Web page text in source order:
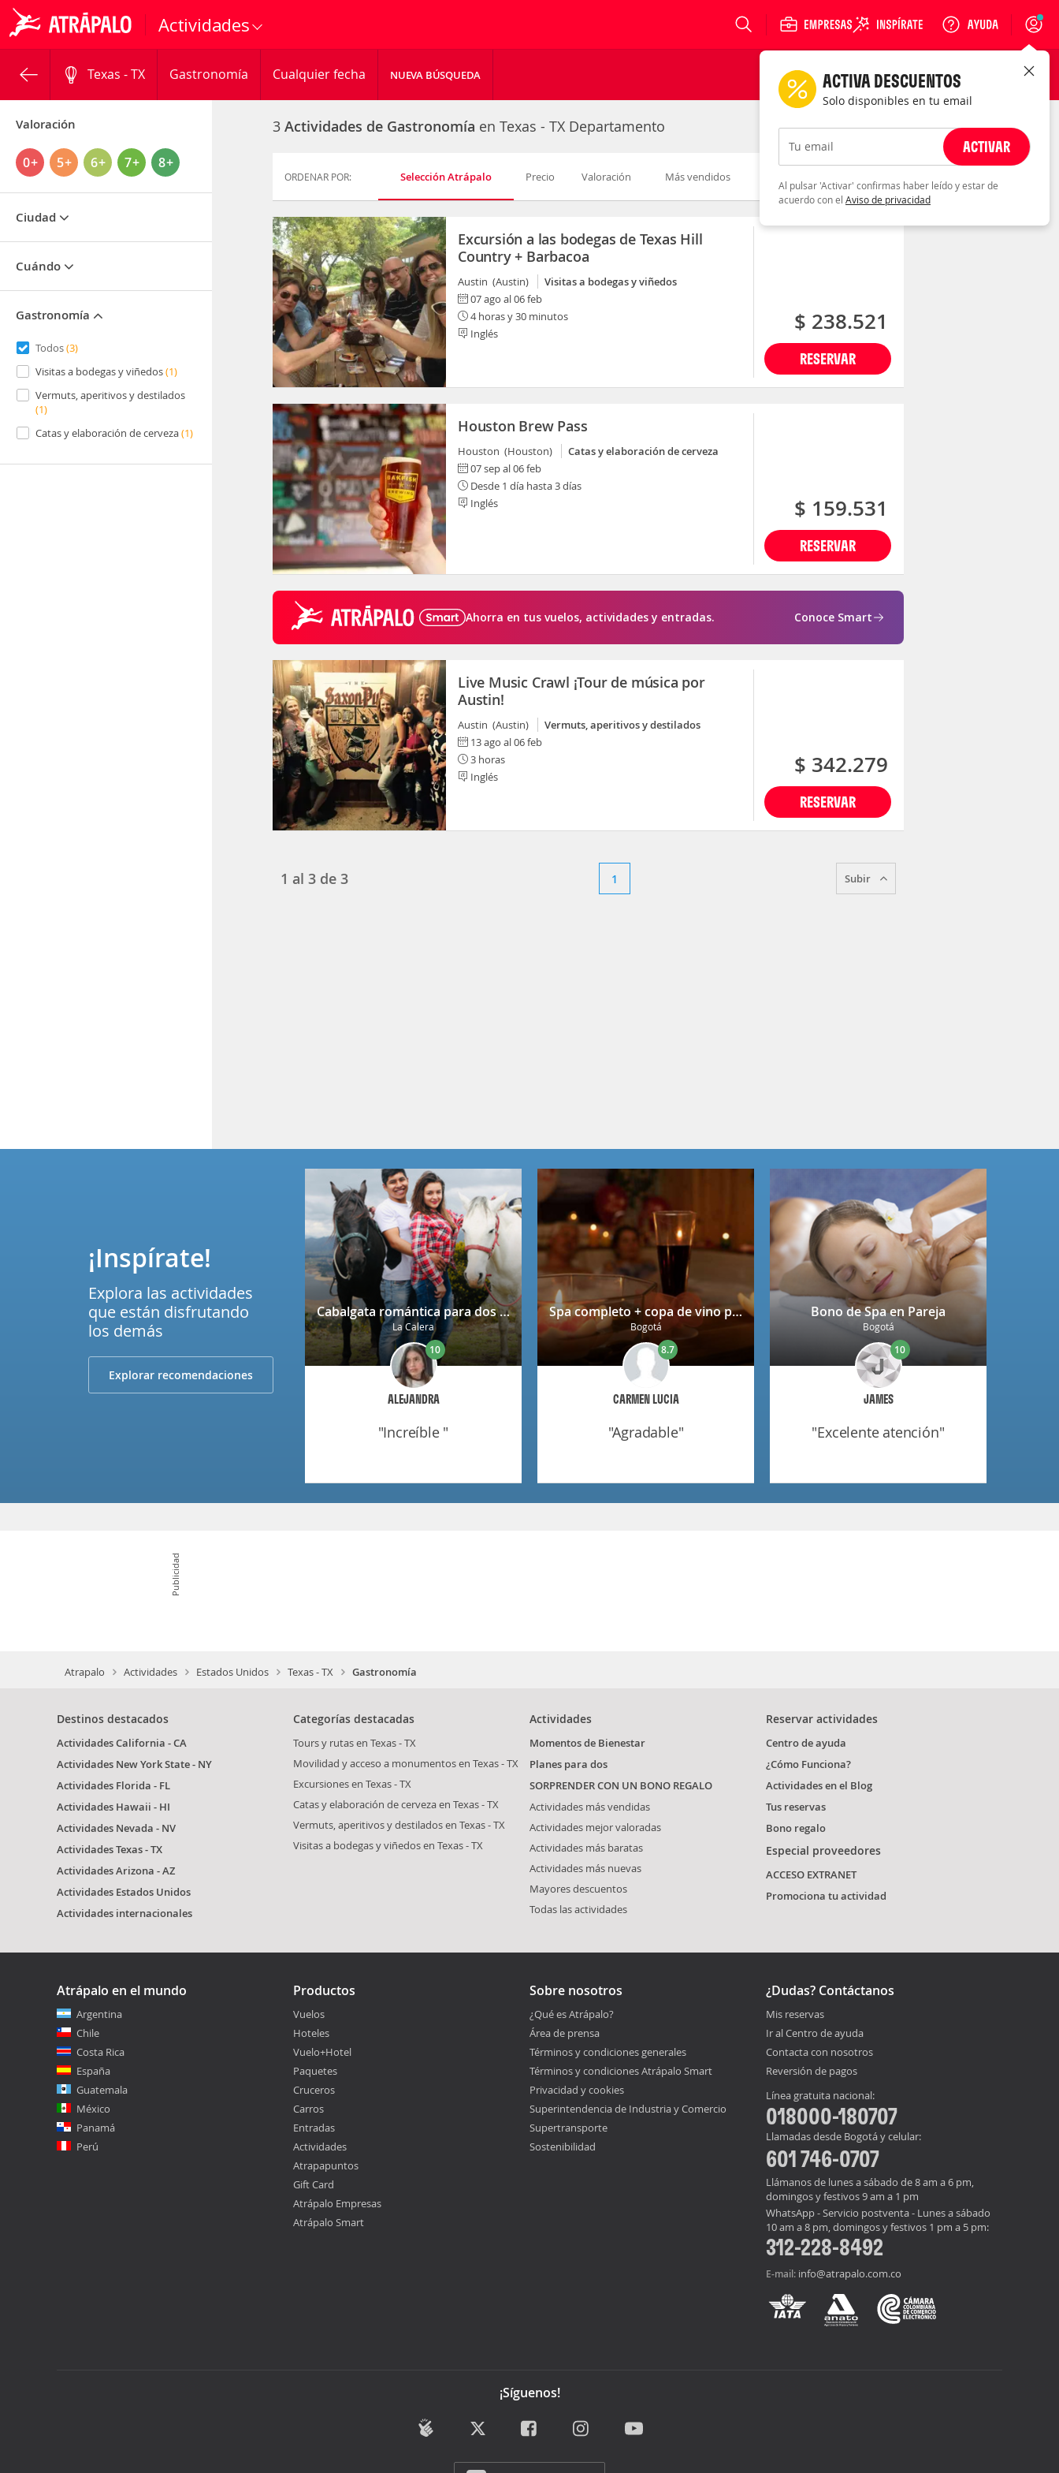
Actividades Login
Texas - TX Gastronomía Cualquier fecha NUEVA BÚSQUEDA
Valoración
0+ 5+ 6+ 7+ 8+
Ciudad
Cuándo
Gastronomía
Todos(3)
Visitas a bodegas y viñedos(1)
Vermuts, aperitivos y destilados
(1)
Catas y elaboración de cerveza(1)
3 Actividades de Gastronomía en Texas - TX Departamento
ORDENAR POR: Selección Atrápalo Precio Valoración Más vendidos
Excursión a las bodegas de Texas Hill
Country + Barbacoa
Austin (Austin)
Visitas a bodegas y viñedos
07 ago al 06 feb
4 horas y 30 minutos
Inglés
RESERVAR
$ 238.521
Houston Brew Pass
Houston (Houston)
Catas y elaboración de cerveza
07 sep al 06 feb
Desde 1 día hasta 3 días
Inglés
RESERVAR
$ 159.531
Ahorra en tus vuelos, actividades y entradas. Conoce Smart
Live Music Crawl ¡Tour de música por
Austin!
Austin (Austin)
Vermuts, aperitivos y destilados
13 ago al 06 feb
3 horas
Inglés
RESERVAR
$ 342.279
1 al 3 de 3 1 Subir
Cabalgata romántica para dos en La Calera con decoración
La Calera
ALEJANDRA
10
"increíble "
Spa completo + copa de vino para 2 personas en Niza
Bogotá
CARMEN LUCIA
8.7
"agradable"
Bono de Spa en Pareja
Bogotá
JAMES
10
"excelente atención"
¡Inspírate!
Explora las actividades
que están disfrutando
los demás
Explorar recomendaciones
Publicidad
Atrapalo Actividades Estados Unidos Texas - TX Gastronomía
Destinos destacados
Actividades California - CA
Actividades New York State - NY
Actividades Florida - FL
Actividades Hawaii - HI
Actividades Nevada - NV
Actividades Texas - TX
Actividades Arizona - AZ
Actividades Estados Unidos
Actividades internacionales
Categorías destacadas
Tours y rutas en Texas - TX
Movilidad y acceso a monumentos en Texas - TX
Excursiones en Texas - TX
Catas y elaboración de cerveza en Texas - TX
Vermuts, aperitivos y destilados en Texas - TX
Visitas a bodegas y viñedos en Texas - TX
Actividades
Momentos de Bienestar
Planes para dos
SORPRENDER CON UN BONO REGALO
Actividades más vendidas
Actividades mejor valoradas
Actividades más baratas
Actividades más nuevas
Mayores descuentos
Todas las actividades
Reservar actividades
Centro de ayuda
¿Cómo Funciona?
Actividades en el Blog
Tus reservas
Bono regalo
Especial proveedores
ACCESO EXTRANET
Promociona tu actividad
Atrápalo en el mundo
Argentina
Chile
Costa Rica
España
Guatemala
México
Panamá
Perú
Productos
Vuelos
Hoteles
Vuelo+Hotel
Paquetes
Cruceros
Carros
Entradas
Actividades
Atrapapuntos
Gift Card
Atrápalo Empresas
Atrápalo Smart
Sobre nosotros
¿Qué es Atrápalo?
Área de prensa
Términos y condiciones generales
Términos y condiciones Atrápalo Smart
Privacidad y cookies
Superintendencia de Industria y Comercio
Supertransporte
Sostenibilidad
¿Dudas? Contáctanos
Mis reservas
Ir al Centro de ayuda
Contacta con nosotros
Reversión de pagos
Línea gratuita nacional:
018000-180707
Llamadas desde Bogotá y celular:
601 746-0707
Llámanos de lunes a sábado de 8 am a 6 pm,
domingos y festivos 9 am a 1 pm
WhatsApp - Servicio postventa - Lunes a sábado
10 am a 8 pm, domingos y festivos 1 pm a 5 pm:
312-228-8492
E-mail: info@atrapalo.com.co
¡Síguenos!
ACTIVA DESCUENTOS
Solo disponibles en tu email
Tu email ACTIVAR
Al pulsar 'Activar' confirmas haber leído y estar de
acuerdo con el Aviso de privacidad